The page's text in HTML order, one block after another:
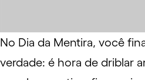
No Dia da Mentira, você
verdade: é hora de driblar